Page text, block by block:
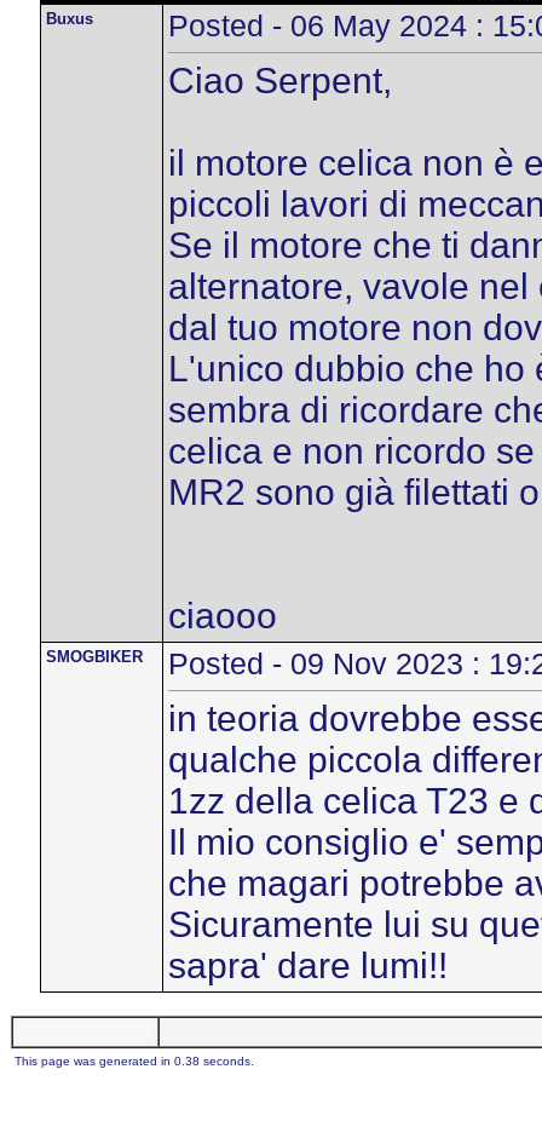
Buxus Posted - 06 May 2024 :
Ciao Serpent,
il motore celica non è
piccoli lavori di
Se il motore che ti
alternatore, vavole
dal tuo motore non
L'unico dubbio che ho
sembra di ricordare
celica e non ricordo
MR2 sono già filettati
ciaooo
SMOGBIKER Posted - 09 Nov 2023 :
in teoria dovrebbe
qualche piccola
1zz della celica T23 e
Il mio consiglio e'
che magari potrebbe
Sicuramente lui su
sapra' dare lumi!!
This page was generated in 0.38 seconds.